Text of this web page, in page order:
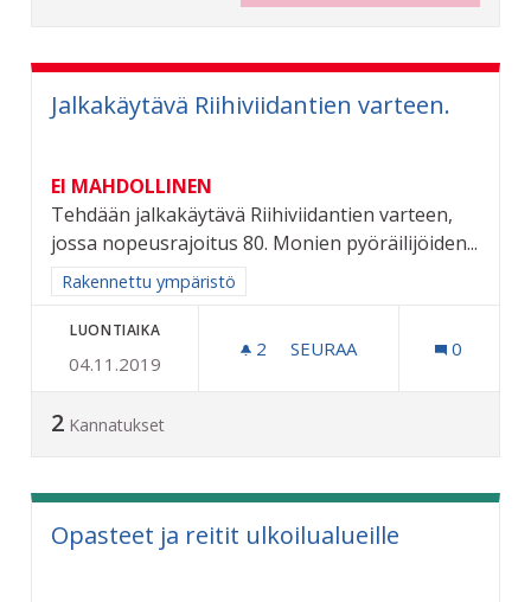
Jalkakäytävä Riihiviidantien varteen.
EI MAHDOLLINEN
Tehdään jalkakäytävä Riihiviidantien varteen,
jossa nopeusrajoitus 80. Monien pyöräilijöiden...
Rajaa tulokset aihepiirin mukaan: Rakennettu ympäristö
Rakennettu ympäristö
LUONTIAIKA
04.11.2019
2 2 SEURAAJAA
SEURAA 0
2 Kannatukset
Opasteet ja reitit ulkoilualueille